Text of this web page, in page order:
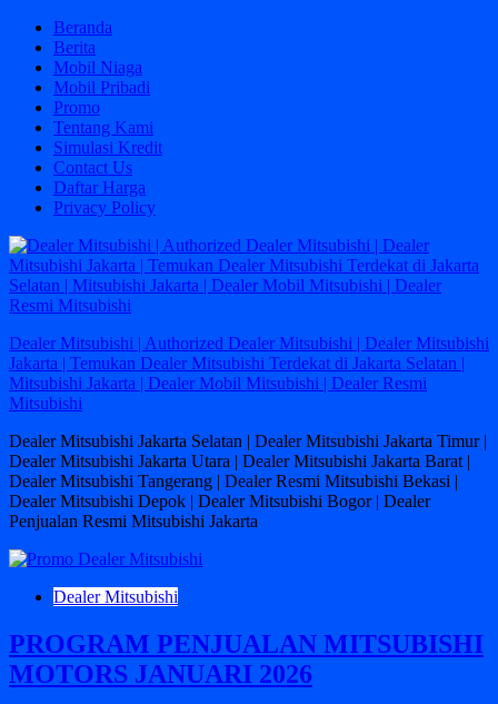
Skip
content
Beranda
Berita
Mobil Niaga
Mobil Pribadi
Promo
Tentang Kami
Simulasi Kredit
Contact Us
Daftar Harga
Privacy Policy
Dealer Mitsubishi | Authorized Dealer Mitsubishi | Dealer Mitsubishi
Jakarta | Temukan Dealer Mitsubishi Terdekat di Jakarta Selatan |
Mitsubishi Jakarta | Dealer Mobil Mitsubishi | Dealer Resmi
Mitsubishi
Dealer Mitsubishi Jakarta Selatan | Dealer Mitsubishi Jakarta Timur |
Dealer Mitsubishi Jakarta Utara | Dealer Mitsubishi Jakarta Barat |
Dealer Mitsubishi Tangerang | Dealer Resmi Mitsubishi Bekasi |
Dealer Mitsubishi Depok | Dealer Mitsubishi Bogor | Dealer
Penjualan Resmi Mitsubishi Jakarta
Dealer Mitsubishi
PROGRAM PENJUALAN MITSUBISHI
MOTORS JANUARI 2026